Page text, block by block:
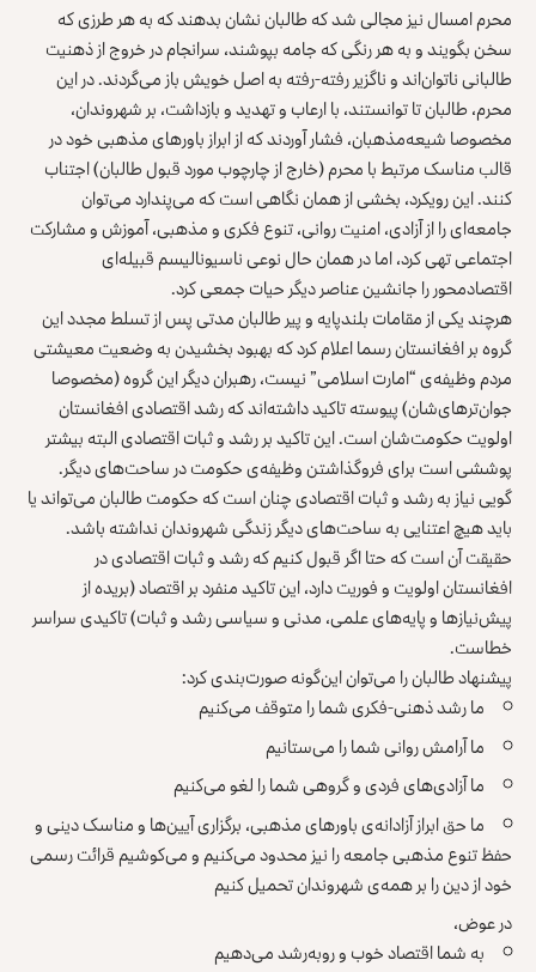
محرم امسال نیز مجالی شد که طالبان نشان بدهند که به هر طرزی که
سخن بگویند و به هر رنگی که جامه بپوشند، سرانجام در خروج از ذهنیت
طالبانی ناتوان‌اند و ناگزیر رفته-رفته به اصل خویش باز می‌گردند. در این
محرم، طالبان تا توانستند، با ارعاب و تهدید و بازداشت، بر شهروندان،
مخصوصا شیعه‌مذهبان، فشار آوردند که از ابراز باورهای مذهبی خود در
قالب مناسک مرتبط با محرم (خارج از چارچوب مورد قبول طالبان) اجتناب
کنند. این رویکرد، بخشی از همان نگاهی است که می‌پندارد می‌توان
جامعه‌ای را از آزادی، امنیت روانی، تنوع فکری و مذهبی، آموزش و مشارکت
اجتماعی تهی کرد، اما در همان حال نوعی ناسیونالیسم قبیله‌ای
اقتصادمحور را جانشین عناصر دیگر حیات جمعی کرد.
هرچند یکی از مقامات بلندپایه و پیر طالبان مدتی پس از تسلط مجدد این
گروه بر افغانستان رسما اعلام کرد که بهبود بخشیدن به وضعیت معیشتی
مردم وظیفه‌ی “امارت اسلامی” نیست، رهبران دیگر این گروه (مخصوصا
جوان‌ترهای‌شان) پیوسته تاکید داشته‌اند که رشد اقتصادی افغانستان
اولویت حکومت‌شان است. این تاکید بر رشد و ثبات اقتصادی البته بیشتر
پوششی است برای فروگذاشتن وظیفه‌ی حکومت در ساحت‌های دیگر.
گویی نیاز به رشد و ثبات اقتصادی چنان است که حکومت طالبان می‌تواند یا
باید هیچ اعتنایی به ساحت‌های دیگر زندگی شهروندان نداشته باشد.
حقیقت آن است که حتا اگر قبول کنیم که رشد و ثبات اقتصادی در
افغانستان اولویت و فوریت دارد، این تاکید منفرد بر اقتصاد (بریده از
پیش‌نیازها و پایه‌های علمی، مدنی و سیاسی رشد و ثبات) تاکیدی سراسر
خطاست.
پیشنهاد طالبان را می‌توان این‌گونه صورت‌بندی کرد:
ما رشد ذهنی-فکری شما را متوقف می‌کنیم
ما آرامش روانی شما را می‌ستانیم
ما آزادی‌های فردی و گروهی شما را لغو می‌کنیم
ما حق ابراز آزادانه‌ی باورهای مذهبی، برگزاری آیین‌ها و مناسک دینی و
حفظ تنوع مذهبی جامعه را نیز محدود می‌کنیم و می‌کوشیم قرائت رسمی
خود از دین را بر همه‌ی شهروندان تحمیل کنیم
در عوض،
به شما اقتصاد خوب و روبه‌رشد می‌دهیم